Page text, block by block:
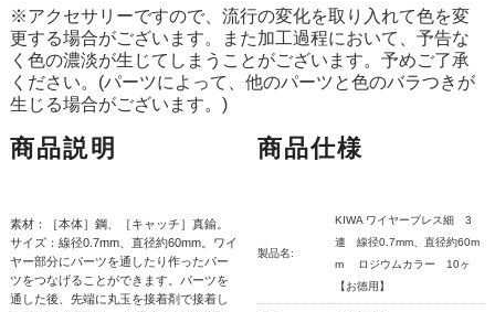
※アクセサリーですので、流行の変化を取り入れて色を変
更する場合がございます。また加工過程において、予告な
く色の濃淡が生じてしまうことがございます。予めご了承
ください。(パーツによって、他のパーツと色のバラつきが
生じる場合がございます。)
商品説明
素材：［本体］鋼、［キャッチ］真鍮。
サイズ：線径0.7mm、直径約60mm。ワイ
ヤー部分にパーツを通したり作ったパー
ツをつなげることができます。パーツを
通した後、先端に丸玉を接着剤で接着し
商品仕様
製品名:
KIWA ワイヤーブレス細 3
連 線径0.7mm、直径約60m
m ロジウムカラー 10ヶ
【お徳用】